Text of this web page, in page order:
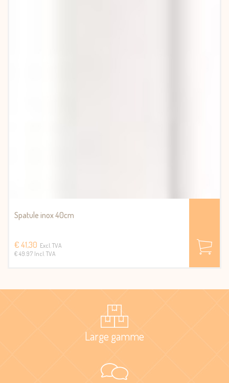
Spatule inox 40cm
€ 41,30 Excl. TVA
€ 49.97 Incl. TVA
Large gamme